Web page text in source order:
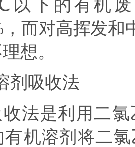
以下的有机
，而对高挥发
想。
剂吸收法
法是利用二
有机溶剂将二